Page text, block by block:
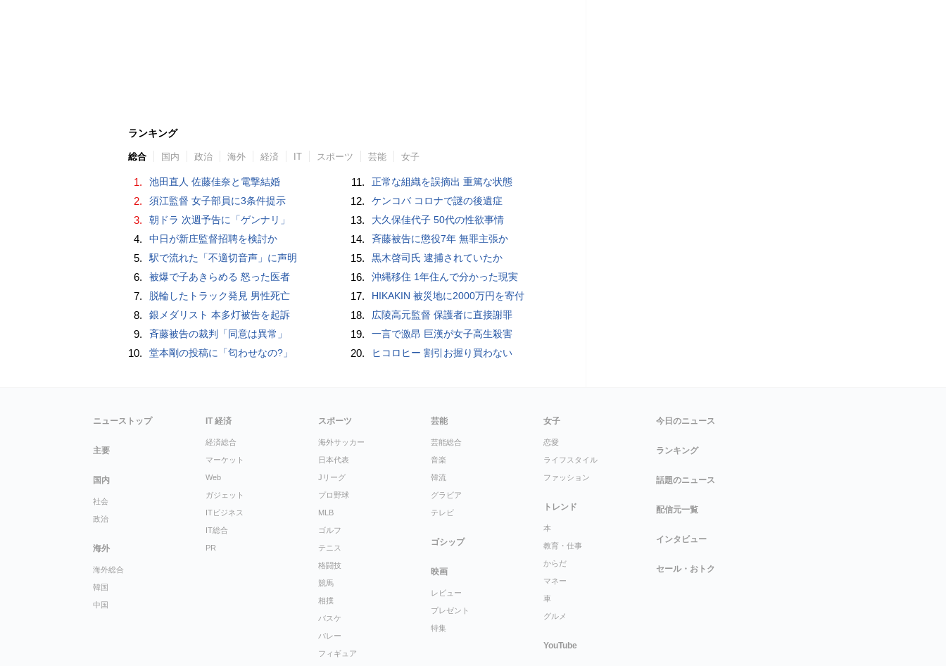
ランキング
総合 国内 政治 海外 経済 IT スポーツ 芸能 女子
1. 池田直人 佐藤佳奈と電撃結婚
2. 須江監督 女子部員に3条件提示
3. 朝ドラ 次週予告に「ゲンナリ」
4. 中日が新庄監督招聘を検討か
5. 駅で流れた「不適切音声」に声明
6. 被爆で子あきらめる 怒った医者
7. 脱輪したトラック発見 男性死亡
8. 銀メダリスト 本多灯被告を起訴
9. 斉藤被告の裁判「同意は異常」
10. 堂本剛の投稿に「匂わせなの?」
11. 正常な組織を誤摘出 重篤な状態
12. ケンコバ コロナで謎の後遺症
13. 大久保佳代子 50代の性欲事情
14. 斉藤被告に懲役7年 無罪主張か
15. 黒木啓司氏 逮捕されていたか
16. 沖縄移住 1年住んで分かった現実
17. HIKAKIN 被災地に2000万円を寄付
18. 広陵高元監督 保護者に直接謝罪
19. 一言で激昂 巨漢が女子高生殺害
20. ヒコロヒー 割引お握り買わない
ニューストップ
主要
国内
社会
政治
海外
海外総合
韓国
中国
IT 経済
経済総合
マーケット
Web
ガジェット
ITビジネス
IT総合
PR
スポーツ
海外サッカー
日本代表
Jリーグ
プロ野球
MLB
ゴルフ
テニス
格闘技
競馬
相撲
バスケ
バレー
フィギュア
芸能
芸能総合
音楽
韓流
グラビア
テレビ
ゴシップ
映画
レビュー
プレゼント
特集
女子
恋愛
ライフスタイル
ファッション
トレンド
本
教育・仕事
からだ
マネー
車
グルメ
YouTube
今日のニュース
ランキング
話題のニュース
配信元一覧
インタビュー
セール・おトク